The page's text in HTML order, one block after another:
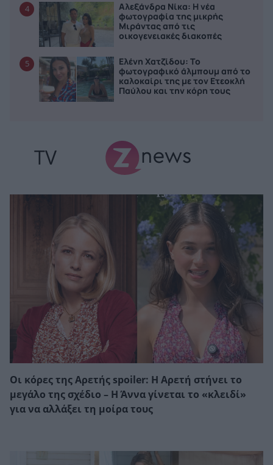
4
Αλεξάνδρα Νίκα: Η νέα
φωτογραφία της μικρής
Μιράντας από τις
οικογενειακές διακοπές
5
Ελένη Χατζίδου: Το
φωτογραφικό άλμπουμ από το
καλοκαίρι της με τον Ετεοκλή
Παύλου και την κόρη τους
TV
Οι κόρες της Αρετής spoiler: Η Αρετή στήνει το
μεγάλο της σχέδιο – Η Άννα γίνεται το «κλειδί»
για να αλλάξει τη μοίρα τους